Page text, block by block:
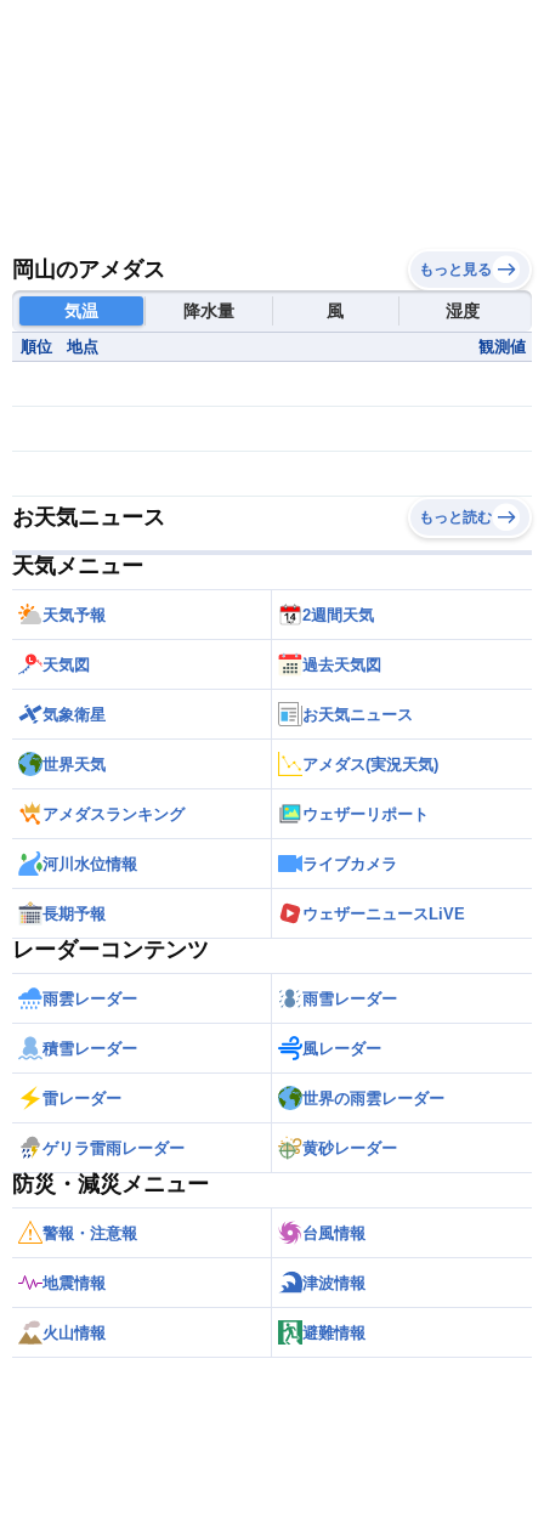
岡山のアメダス もっと見る
気温 降水量 風 湿度
順位 地点 観測値
お天気ニュース もっと読む
天気メニュー
天気予報 2週間天気
天気図 過去天気図
気象衛星 お天気ニュース
世界天気 アメダス(実況天気)
アメダスランキング ウェザーリポート
河川水位情報 ライブカメラ
長期予報 ウェザーニュースLiVE
レーダーコンテンツ
雨雲レーダー 雨雪レーダー
積雪レーダー 風レーダー
雷レーダー 世界の雨雲レーダー
ゲリラ雷雨レーダー 黄砂レーダー
防災・減災メニュー
警報・注意報 台風情報
地震情報 津波情報
火山情報 避難情報